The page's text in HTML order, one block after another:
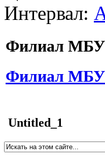
Интервал:
Филиал МБУ
Филиал МБУ
Untitled_1